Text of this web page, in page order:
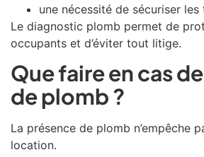
une nécessité de sécuriser
Le diagnostic plomb permet de
occupants et d’éviter tout litige.
Que faire en cas
de plomb ?
La présence de plomb n’empêche
location.